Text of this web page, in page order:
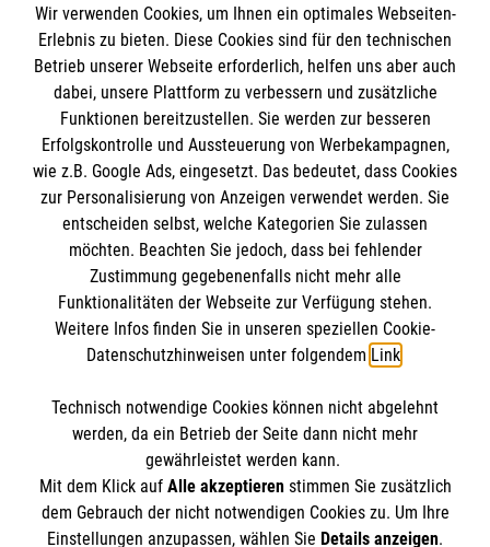
Impressum
Datenschutz
Kontakt
Die Malteser
Malteser in Deutschland
Malteserorden
Sharepoint
Spendenkonto
Empfänger: Malteser Hilfsdienst e.V.
Bank: Pax-Bank für Kirche und Caritas eG
IBAN: DE79370601201201206045
BIC: GENODED1PA7
So finden Sie uns
Am Handwerkshof 21
47269 Duisburg
Telefon:0203 80990-33
info.duisburg@malteser.org
Accordion 1
Der Malteser Hilfsdienst e.V. ist als eingetragene
Wir verwenden Cookies, um Ihnen ein optimales Webseiten-
Erlebnis zu bieten. Diese Cookies sind für den technischen
Betrieb unserer Webseite erforderlich, helfen uns aber auch
dabei, unsere Plattform zu verbessern und zusätzliche
Funktionen bereitzustellen. Sie werden zur besseren
Erfolgskontrolle und Aussteuerung von Werbekampagnen,
wie z.B. Google Ads, eingesetzt. Das bedeutet, dass Cookies
zur Personalisierung von Anzeigen verwendet werden. Sie
entscheiden selbst, welche Kategorien Sie zulassen
möchten. Beachten Sie jedoch, dass bei fehlender
Zustimmung gegebenenfalls nicht mehr alle
Funktionalitäten der Webseite zur Verfügung stehen.
Weitere Infos finden Sie in unseren speziellen Cookie-
Datenschutzhinweisen unter folgendem Link.
Technisch notwendige Cookies können nicht abgelehnt
werden, da ein Betrieb der Seite dann nicht mehr
gewährleistet werden kann.
Mit dem Klick auf Alle akzeptierenstimmen Sie zusätzlich
dem Gebrauch der nicht notwendigen Cookies zu. Um Ihre
Einstellungen anzupassen, wählen Sie Details anzeigen.